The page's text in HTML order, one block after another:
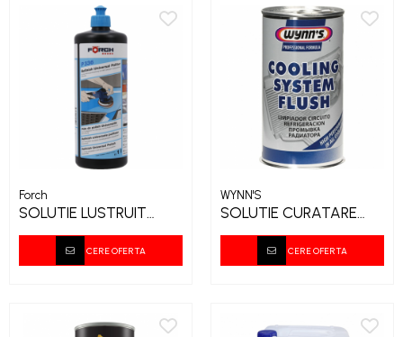
Forch
SOLUTIE LUSTRUIT
CEARA P339 1L
CERE OFERTA
WYNN'S
SOLUTIE CURATARE
SISTEM RACIRE
CERE OFERTA